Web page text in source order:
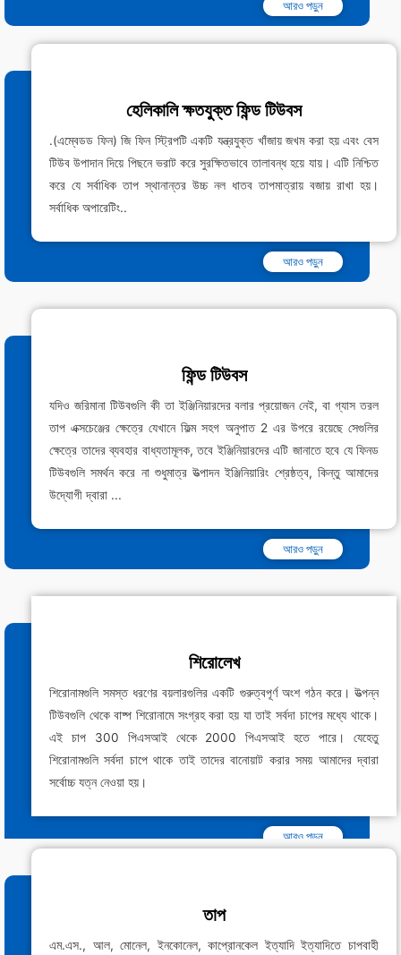
আরও পড়ুন
হেলিকালি ক্ষতযুক্ত ফিন্ড টিউবস
.(এম্বেডড ফিন) জি ফিন স্ট্রিপটি একটি যন্ত্রযুক্ত খাঁজায় জখম করা হয় এবং বেস
টিউব উপাদান দিয়ে পিছনে ভরাট করে সুরক্ষিতভাবে তালাবন্ধ হয়ে যায়। এটি নিশ্চিত
করে যে সর্বাধিক তাপ স্থানান্তর উচ্চ নল ধাতব তাপমাত্রায় বজায় রাখা হয়।
সর্বাধিক অপারেটিং..
আরও পড়ুন
ফিন্ড টিউবস
যদিও জরিমানা টিউবগুলি কী তা ইঞ্জিনিয়ারদের বলার প্রয়োজন নেই, বা গ্যাস তরল
তাপ এক্সচেঞ্জের ক্ষেত্রে যেখানে ফিল্ম সহগ অনুপাত 2 এর উপরে রয়েছে সেগুলির
ক্ষেত্রে তাদের ব্যবহার বাধ্যতামূলক, তবে ইঞ্জিনিয়ারদের এটি জানাতে হবে যে ফিনড
টিউবগুলি সমর্থন করে না শুধুমাত্র উত্পাদন ইঞ্জিনিয়ারিং শ্রেষ্ঠত্ব, কিন্তু আমাদের
উদ্যোগী দ্বারা ...
আরও পড়ুন
শিরোলেখ
শিরোনামগুলি সমস্ত ধরণের বয়লারগুলির একটি গুরুত্বপূর্ণ অংশ গঠন করে। উত্পন্ন
টিউবগুলি থেকে বাষ্প শিরোনামে সংগ্রহ করা হয় যা তাই সর্বদা চাপের মধ্যে থাকে।
এই চাপ 300 পিএসআই থেকে 2000 পিএসআই হতে পারে। যেহেতু
শিরোনামগুলি সর্বদা চাপে থাকে তাই তাদের বানোয়াট করার সময় আমাদের দ্বারা
সর্বোচ্চ যত্ন নেওয়া হয়।
আরও পড়ুন
তাপ
এম.এস., আল, মোনেল, ইনকোনেল, কাপ্রোনকেল ইত্যাদি ইত্যাদিতে চাপবাহী